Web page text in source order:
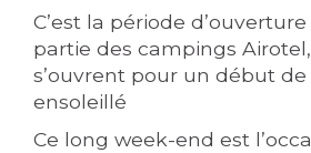
C’est la période
partie des campings
s’ouvrent pour un début de
ensoleillé
Ce long week-end est